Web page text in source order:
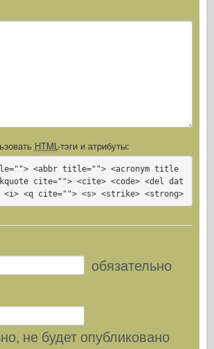
HTML-тэги и атрибуты:
<abbr title=""> <acronym title
cite=""> <cite> <code> <del dat
<i> <q cite=""> <s> <strike> <strong>
обязательно
, не будет опубликовано